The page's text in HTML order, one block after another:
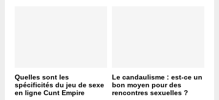
Quelles sont les
spécificités du jeu de sexe
en ligne Cunt Empire
Le candaulisme : est-ce un
bon moyen pour des
rencontres sexuelles ?